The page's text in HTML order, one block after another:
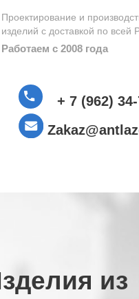
и производство металлических
с доставкой по всей России
с 2008 года
Zakaz@antlazer.ru
из